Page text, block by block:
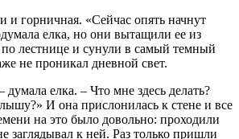
и горничная. «Сейчас опять начнут
елка, но они вытащили ее из
лестнице и сунули в самый темный
не проникал дневной свет.
думала елка. – Что мне здесь делать?
И она прислонилась к стене и все
на это было довольно: проходили
заглядывал к ней. Раз только пришли